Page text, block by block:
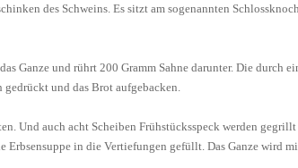
des Schweins. Es sitzt am sogenannten
Ganze und rührt 200 Gramm Sahne darunter. Die
und das Brot aufgebacken.
Und auch acht Scheiben Frühstücksspeck werden
in die Vertiefungen gefüllt. Das Ganze wird